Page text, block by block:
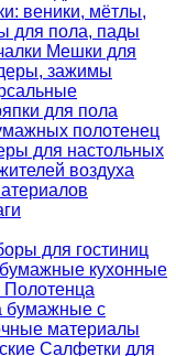
веники, мётлы,
для пола, пады
Мешки для
зажимы
для пола
полотенец
для настольных
воздуха
для гостиниц
кухонные
Полотенца
бумажные с
материалы
Салфетки для